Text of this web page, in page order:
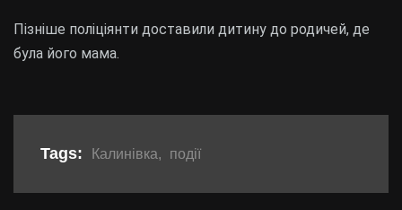
Пізніше поліціянти доставили дитину до родичей, де
була його мама.
Tags: Калинівка, події